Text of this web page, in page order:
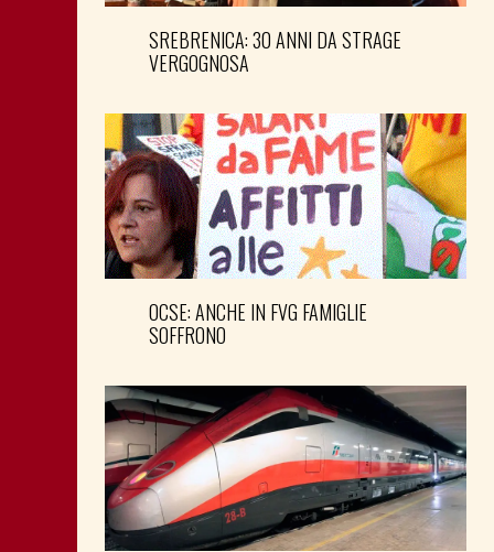
SREBRENICA: 30 ANNI DA STRAGE
VERGOGNOSA
OCSE: ANCHE IN FVG FAMIGLIE
SOFFRONO